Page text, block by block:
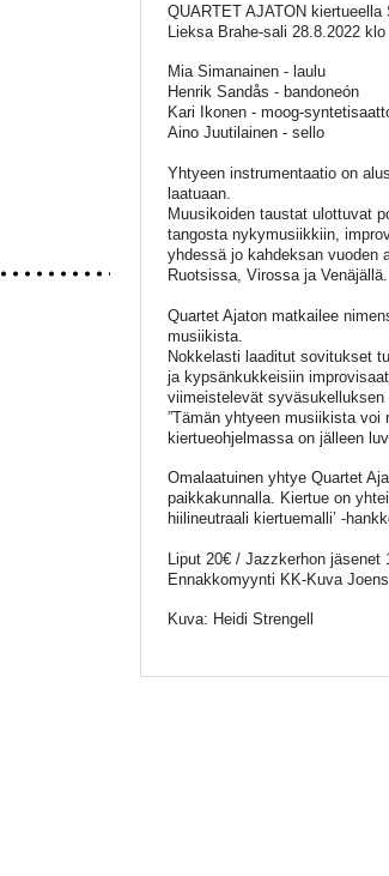
QUARTET AJATON
Lieksa Brahe-sali 28.8.2022 klo
Mia Simanainen - laulu
Henrik Sandås - bandoneón
Kari Ikonen - moog-
Aino Juutilainen - sello
Yhtyeen instrumentaatio on
laatuaan.
Muusikoiden taustat ulottuvat
tangosta nykymusiikkiin,
yhdessä jo kahdeksan vuoden
Ruotsissa, Virossa ja Venäjällä.
Quartet Ajaton matkailee
musiikista.
Nokkelasti laaditut sovitukset
ja kypsänkukkeisiin
viimeistelevät syväsukelluksen
”Tämän yhtyeen musiikista
kiertueohjelmassa on jälleen
Omalaatuinen yhtye Quartet
paikkakunnalla. Kiertue on
hiilineutraali kiertuemalli’ -
Liput 20€ / Jazzkerhon jäsenet
Ennakkomyynti KK-Kuva
Kuva: Heidi Strengell